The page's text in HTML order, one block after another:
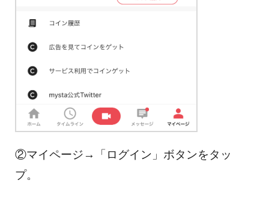
②マイページ→「ログイン」ボタンをタッ
プ。